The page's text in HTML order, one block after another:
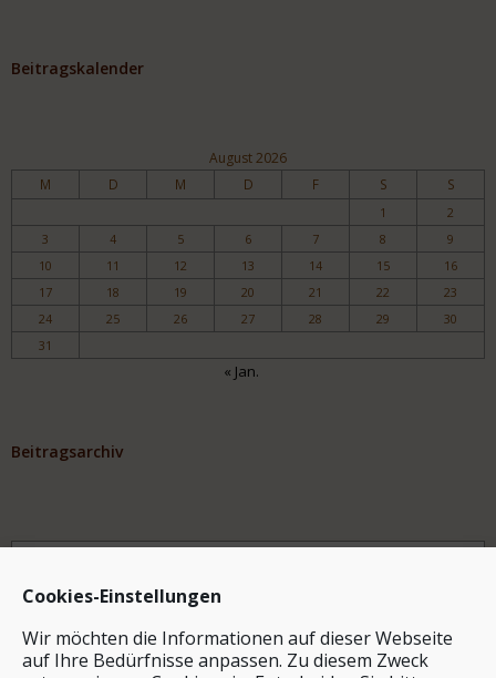
Cookies-Einstellungen
Wir möchten die Informationen auf dieser Webseite
auf Ihre Bedürfnisse anpassen. Zu diesem Zweck
Beitragskalender
August 2026
M D M D F S S
1
2
3
4 5 6 7 8
9
10
11 12 13 14 15
16
17
18 19 20 21 22
23
24
25 26 27 28 29
30
31
« Jan.
Beitragsarchiv
Archiv